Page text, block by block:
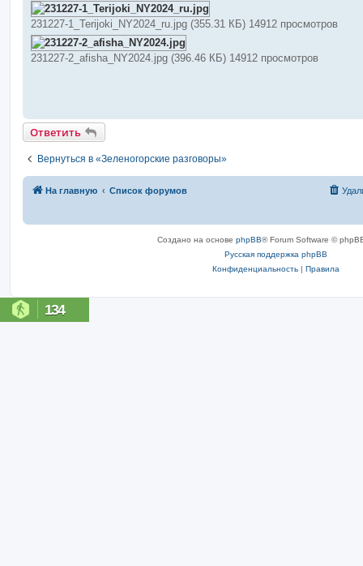
о
б
щ
е
н
и
е
231227-1_Terijoki_NY2024_ru.jpg (355.31 КБ) 14912 просмотров
231227-2_afisha_NY2024.jpg (396.46 КБ) 14912 просмотров
Ответить
Вернуться в «Зеленогорские разговоры»
На главную Список форумов
Создано на основе phpBB® Forum Software ©
Русская поддержка phpBB
Конфиденциальность | Правила
134